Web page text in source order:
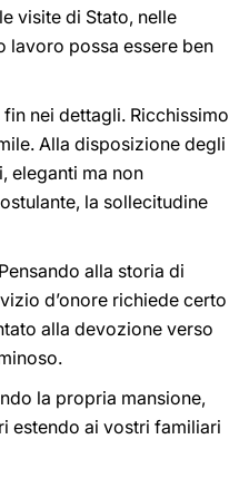
visite di Stato, nelle
lavoro possa essere ben
nei dettagli. Ricchissimo
Alla disposizione degli
eleganti ma non
la sollecitudine
alla storia di
d’onore richiede certo
alla devozione verso
la propria mansione,
estendo ai vostri familiari